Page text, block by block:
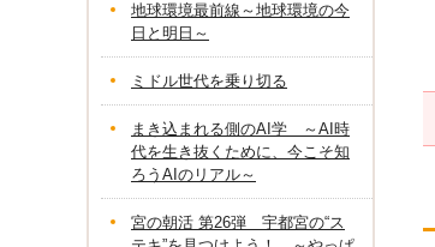
地球環境最前線～地球環境の今
日と明日～
ミドル世代を乗り切る
まき込まれる側のAI学 ～AI時
代を生き抜くために、今こそ知
ろうAIのリアル～
宮の朝活 第26弾 宇都宮の“ス